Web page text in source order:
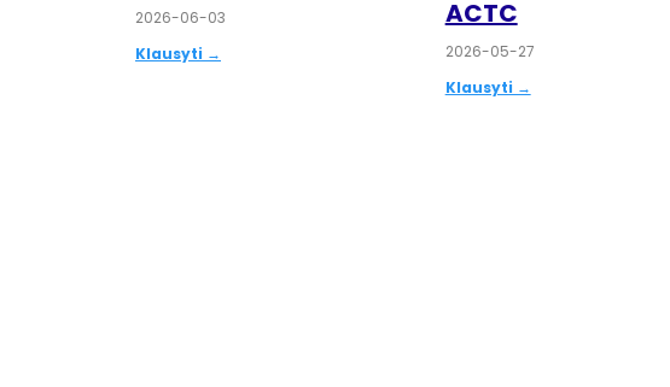
2026-06-03
Klausyti →
ACTC
2026-05-27
Klausyti →